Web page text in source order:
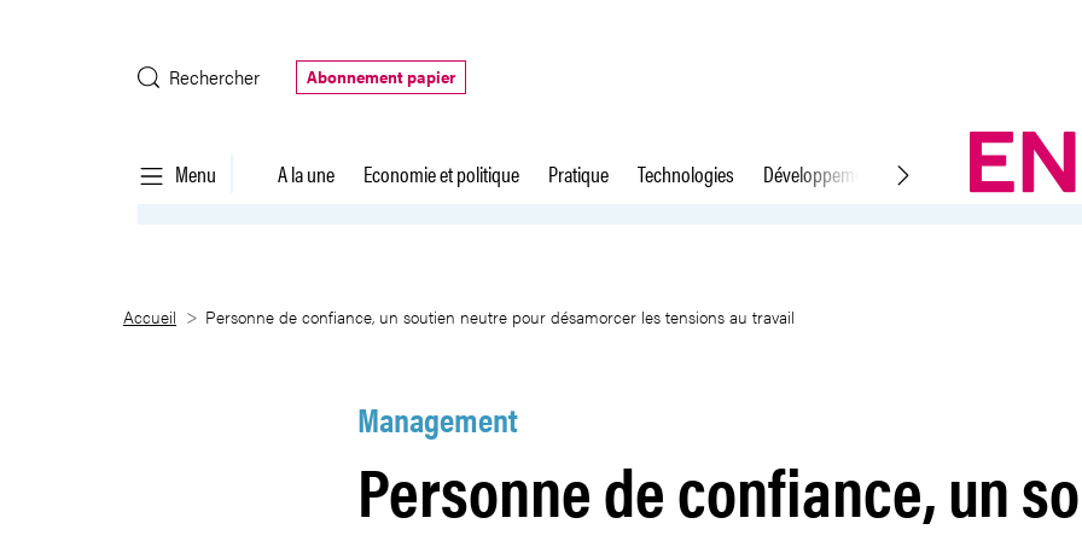
Rechercher
Abonnement papier
Menu A la une Economie et politique Pratique Technologies Développement durable Droit du travail
Personne de confiance, un soutien neutre pour désamorcer les
Accueil Personne de confiance, un soutien neutre pour désamorcer les tensions au travail
Management
Personne de confiance, un